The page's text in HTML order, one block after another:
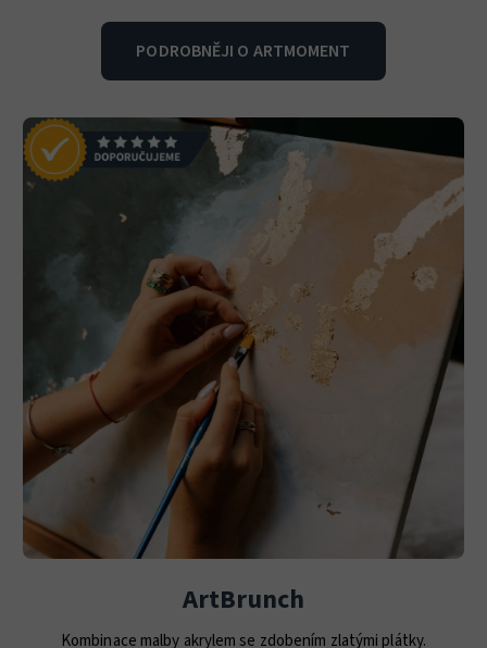
PODROBNĚJI O ARTMOMENT
ArtBrunch
Kombinace malby akrylem se zdobením zlatými plátky.